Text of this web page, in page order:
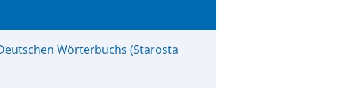
Wörterbuchs (Starosta